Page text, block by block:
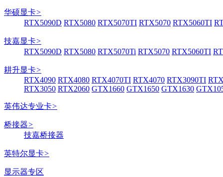
华硕显卡>
RTX5090D RTX5080 RTX5070TI RTX5070 RTX5060TI
技嘉显卡>
RTX5090D RTX5080 RTX5070Ti RTX5070 RTX5060TI
耕升显卡>
RTX4090 RTX4080 RTX4070TI RTX4070 RTX3090TI
RTX3050 RTX2060 GTX1660 GTX1650 GTX1630
英伟达专业卡>
桥接器>
技嘉桥接器
英特尔显卡>
显示器专区